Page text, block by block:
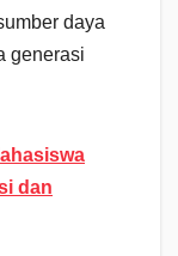
daya
generasi
dan